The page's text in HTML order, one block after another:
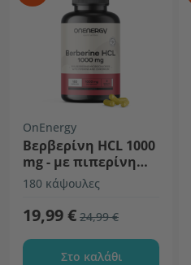
OnEnergy
Βερβερίνη HCL 1000
mg - με πιπερίνη
και χρώμιο
180 κάψουλες
19,99 € 24,99 €
Στο καλάθι